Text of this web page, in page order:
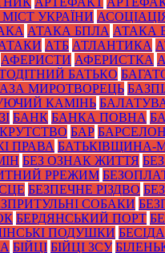
УКРАЇНИ
АТАКА БПЛА АТАКА
АТБ АТЛАНТИКА
АФЕРИСТИ АФЕРИСТКА
БАТЬКО
МИРОТВОРЕЦЬ
КАМІНЬ
БАНК БАНКА ПОВНА
БАР
ПРАВА БАТЬКІВЩИНА-
БЕЗ ОЗНАК ЖИТТЯ
РРЕЖИМ
БЕЗПЕЧНЕ РІЗДВО
СОБАКИ
БЕРДЯНСЬКИЙ ПОРТ
ПОДУШКИ БЕСІДА
БІЙЦІ БІЙЦІ ЗСУ